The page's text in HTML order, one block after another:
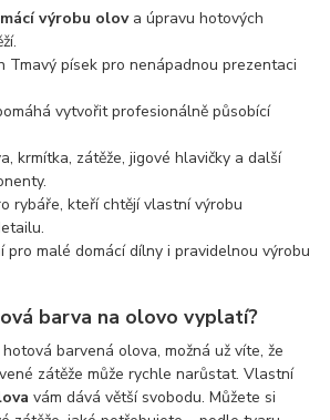
výrobu olova úpravu hotových
Tmavý písek pro nenápadnou prezentaci
vytvořit profesionálně působící
krmítka, zátěže, jigové hlavičky a další
rybáře, kteří chtějí vlastní výrobu
pro malé domácí dílny i pravidelnou výrobu
barva na olovo vyplatí?
barvená olova, možná už víte, že
zátěže může rychle narůstat. Vlastní
vám dává větší svobodu. Můžete si